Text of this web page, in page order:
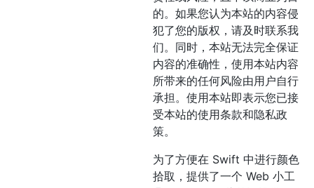
的。如果您认为本站的内容侵
犯了您的版权，请及时联系我
们。同时，本站无法完全保证
内容的准确性，使用本站内容
所带来的任何风险由用户自行
承担。使用本站即表示您已接
受本站的使用条款和隐私政
策。
为了方便在 Swift 中进行颜色
拾取，提供了一个 Web 小工